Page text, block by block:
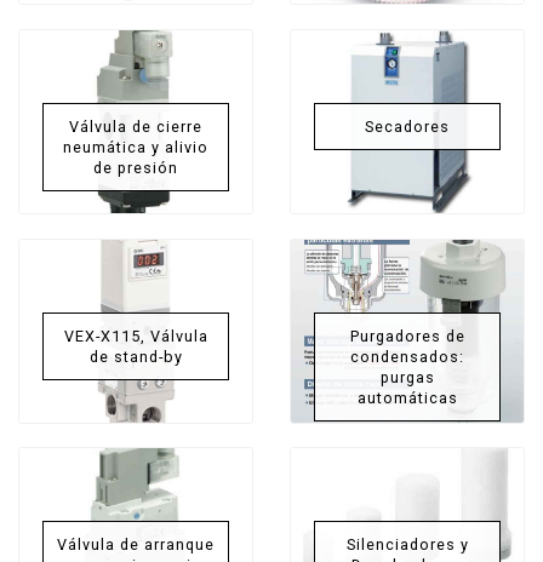
Válvula de cierre
neumática y alivio
de presión
Secadores
VEX-X115, Válvula
de stand-by
Purgadores de
condensados:
purgas
automáticas
Válvula de arranque
Silenciadores y